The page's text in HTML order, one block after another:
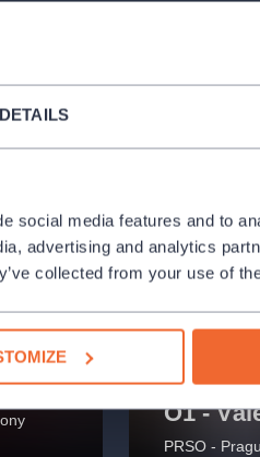
DETAILS
social media features and to
advertising and analytics
collected from your use of
9.
O1 -
PRSO -